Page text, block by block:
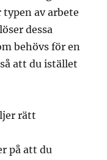
av arbete
dessa
behövs för en
att du istället
rätt
på att du